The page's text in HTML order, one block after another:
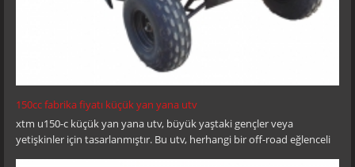
150cc fabrika fiyatı küçük yan yana utv
xtm u150-c küçük yan yana utv, büyük yaştaki gençler veya
yetişkinler için tasarlanmıştır. Bu utv, herhangi bir off-road eğlenceli